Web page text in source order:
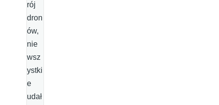
rój
dron
ów,
nie
wsz
ystki
e
udał